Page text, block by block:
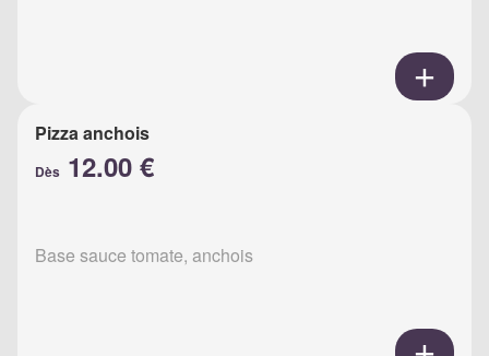
Pizza anchois
Dès 12.00 €
Base sauce tomate, anchois